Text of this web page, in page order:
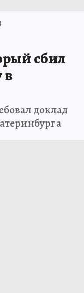
сбил
в
доклад